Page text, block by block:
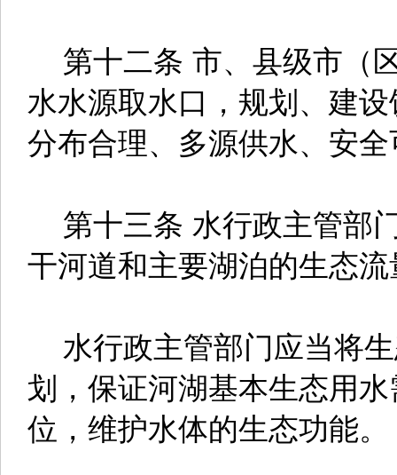
第十二条 市、县级市（
水水源取水口，规划、建
分布合理、多源供水、安
第十三条 水行政主管部
干河道和主要湖泊的生态
水行政主管部门应当将
划，保证河湖基本生态用
位，维护水体的生态功能。